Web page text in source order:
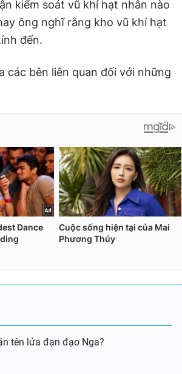
kiểm soát vũ khí hạt nhân nào
ông nghĩ rằng kho vũ khí hạt
đến.
các bên liên quan đối với những
tên lửa đạn đạo Nga?